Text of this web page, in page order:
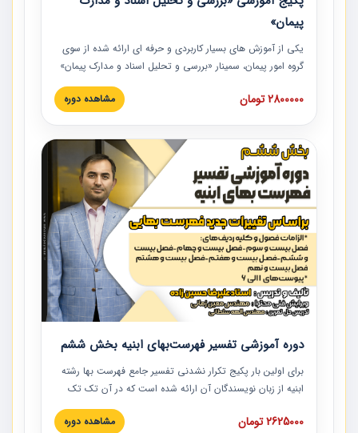
پیمان»
یکی از آموزش‏‏‏‏‏‏ های بسیار کاربردی و حرفه‏ ای ارائه شده از سوی
گروه امور پیمان، سمینار «بررسی و تحلیل اسناد و مدارک پیمان»
است که در دانشگاه صنعتی شریف ارائه شد. در این آموزش
نکات کلیدی مربوط به اسناد و مدارک پیمان، اولویت بندی اسناد
پیمان به همراه تجربیات عملی در این خصوص ارائه شده است.
2800000 تومان مشاهده دوره
دوره آموزشی تفسیر فهرست‌بهای ابنیه بخش ششم
برای اولین بار پکیج تکرار نشدنی تفسیر جامع فهرست بها رشته
ابنیه از زبان نویسندگان آن ارائه شده است که در آن تک تک
ردیف ها و مطالب فهرست بها تفسیر و ارائه شده است. این
دوره به صورت کامل تصویری بوده و به همراه تصاویر عملیات
2625000 تومان مشاهده دوره